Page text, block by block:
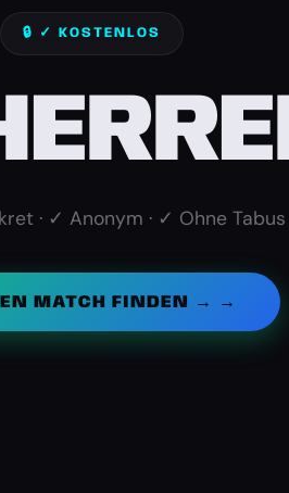
🔒 ✓ KOSTENLOS
· ✓ Anonym · ✓ Ohne Tabus
MATCH FINDEN → →